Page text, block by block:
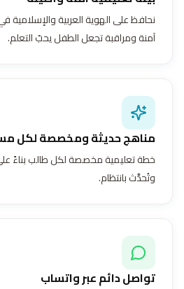
نحافظ على الهوية العربية والإسلامية
آمنة ومراقبة تجعل الطفل يحبّ التعلم.
مناهج حديثة ومخصصة لكل
خطة تعليمية مخصصة لكل طالب بناءً
وتُحدَّث بانتظام.
تواصل دائم عبر واتساب